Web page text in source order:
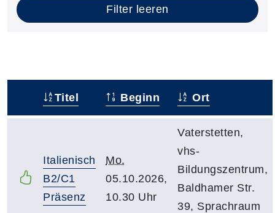
Filter leeren
Titel Beginn Ort
Italienisch
B2/C1
Präsenz
Mo.
05.10.2026,
10.30 Uhr
Vaterstetten,
vhs-
Bildungszentrum,
Baldhamer Str.
39, Sprachraum